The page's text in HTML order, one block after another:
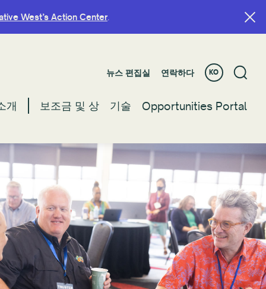
West’s Action Center.
뉴스 편집실 연락하다 KO
개 보조금 및 상 기술 Opportunities Portal
West’s Action Center.
뉴스 편집실 연락하다 KO
개 보조금 및 상 기술 Opportunities Portal